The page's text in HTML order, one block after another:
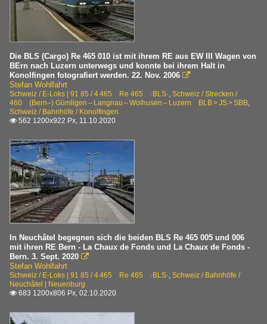
Die BLS (Cargo) Re 465 010 ist mit ihrem RE aus EW III Wagen von
BErn nach Luzern unterwegs und konnte bei ihrem Halt in
Konolfingen fotografiert werden. 22. Nov. 2006 
Stefan Wohlfahrt
Schweiz / E-Loks | 91 85 / 4 465 Re 465 ·BLS·, Schweiz / Strecken /
460 (Bern–) Gümligen – Langnau – Wolhusen – Luzern BLB > JS > SBB,
Schweiz / Bahnhöfe / Konolfingen
 562 1200x922 Px, 11.10.2020
In Neuchâtel begegnen sich die beiden BLS Re 465 005 und 006
mit ihren RE Bern - La Chaux de Fonds und La Chaux de Fonds -
Bern. 3. Sept. 2020 
Stefan Wohlfahrt
Schweiz / E-Loks | 91 85 / 4 465 Re 465 ·BLS·, Schweiz / Bahnhöfe /
Neuchâtel | Neuenburg
 683 1200x806 Px, 02.10.2020